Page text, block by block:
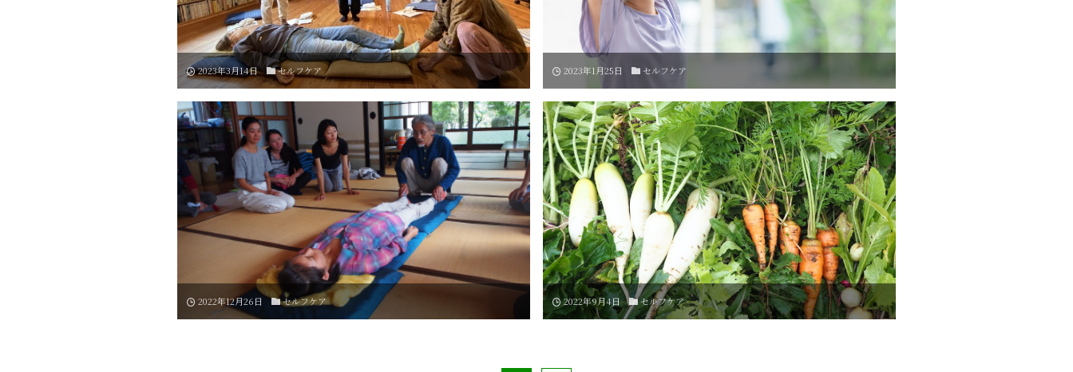
2023年3月14日 セルフケア 2023年1月25日 セルフケア
2022年12月26日 セルフケア 2022年9月4日 セルフケア